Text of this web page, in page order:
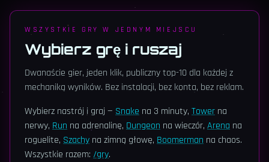
WSZYSTKIE GRY W JEDNYM MIEJSCU
Wybierz grę i ruszaj
Dwanaście gier, jeden klik, publiczny top-10 dla każdej z
mechaniką wyników. Bez instalacji, bez konta, bez reklam.
Wybierz nastrój i graj — Snake na 3 minuty, Tower na
nerwy, Run na adrenalinę, Dungeon na wieczór, Arena na
roguelite, Szachy na zimną głowę, Boomerman na chaos.
Wszystkie razem: /gry.